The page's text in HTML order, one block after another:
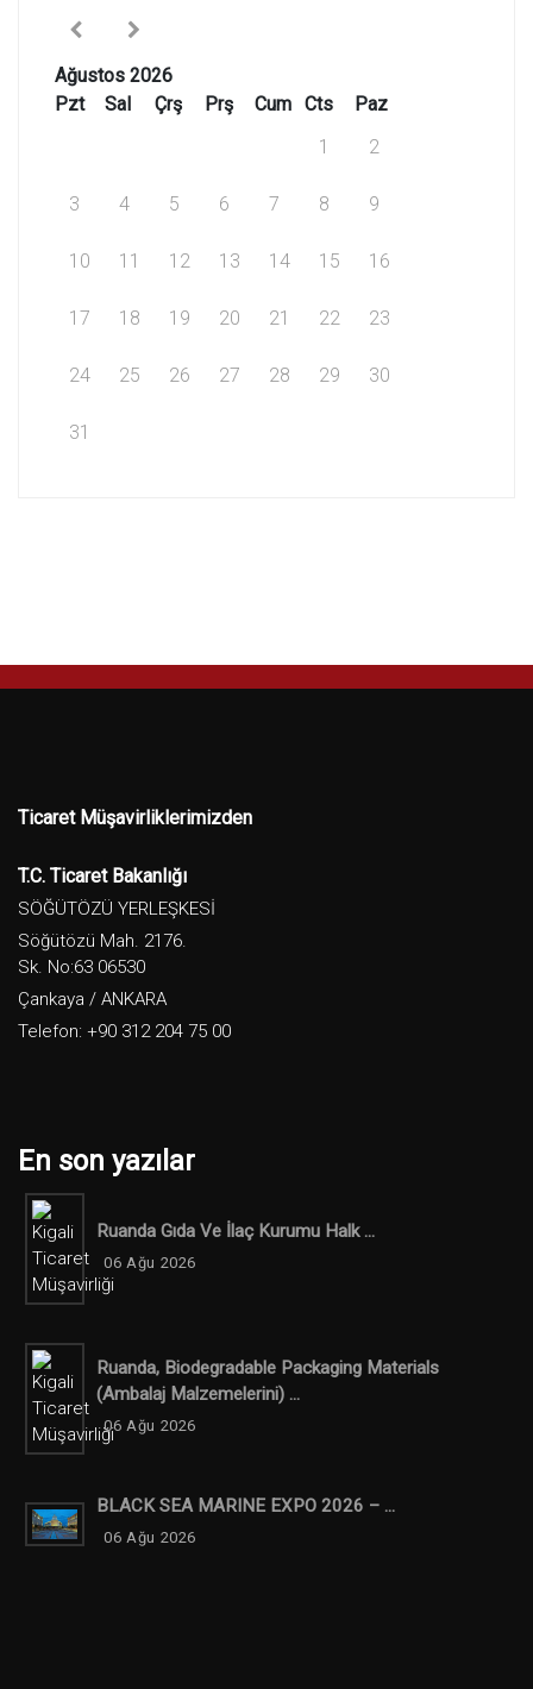
Ağustos 2026
Pzt
Sal Çrş Prş Cum Cts
Paz
1
2
3 4 5 6 7 8 9
10 11 12 13 14 15 16
17 18 19 20 21 22 23
24 25 26 27 28 29 30
31
Ticaret Müşavirliklerimizden
T.C. Ticaret Bakanlığı
SÖĞÜTÖZÜ YERLEŞKESİ
Söğütözü Mah. 2176.
Sk. No:63 06530
Çankaya / ANKARA
Telefon: +90 312 204 75 00
En son yazılar
Ruanda Gıda Ve İlaç Kurumu Halk ...
06 Ağu 2026
Ruanda, Biodegradable Packaging Materials
(ambalaj Malzemelerini) ...
06 Ağu 2026
BLACK SEA MARINE EXPO 2026 – ...
06 Ağu 2026